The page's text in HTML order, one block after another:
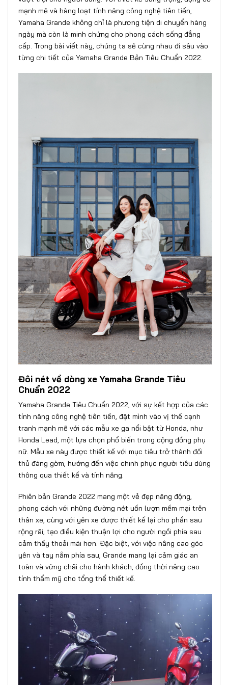
mạnh mẽ và hàng loạt tính năng công nghệ tiên tiến,
Yamaha Grande không chỉ là phương tiện di chuyển hàng
ngày mà còn là minh chứng cho phong cách sống đẳng
cấp. Trong bài viết này, chúng ta sẽ cùng nhau đi sâu vào
từng chi tiết của Yamaha Grande Bản Tiêu Chuẩn 2022.
Đôi nét về dòng xe Yamaha Grande Tiêu
Chuẩn 2022
Yamaha Grande Tiêu Chuẩn 2022, với sự kết hợp của các
tính năng công nghệ tiên tiến, đặt mình vào vị thế cạnh
tranh mạnh mẽ với các mẫu xe ga nổi bật từ Honda, như
Honda Lead, một lựa chọn phổ biến trong cộng đồng phụ
nữ. Mẫu xe này được thiết kế với mục tiêu trở thành đối
thủ đáng gờm, hướng đến việc chinh phục người tiêu dùng
thông qua thiết kế và tính năng.
Phiên bản Grande 2022 mang một vẻ đẹp năng động,
phong cách với những đường nét uốn lượn mềm mại trên
thân xe, cùng với yên xe được thiết kế lại cho phần sau
rộng rãi, tạo điều kiện thuận lợi cho người ngồi phía sau
cảm thấy thoải mái hơn. Đặc biệt, với việc nâng cao góc
yên và tay nắm phía sau, Grande mang lại cảm giác an
toàn và vững chãi cho hành khách, đồng thời nâng cao
tính thẩm mỹ cho tổng thể thiết kế.